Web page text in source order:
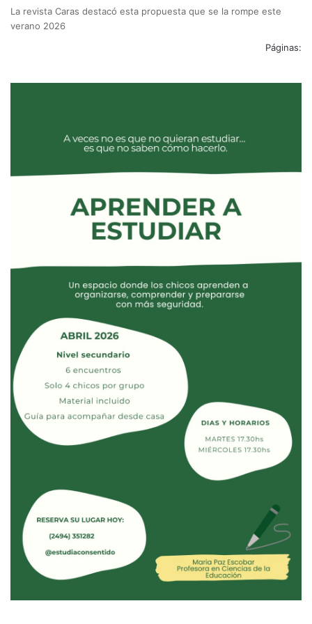
La revista Caras destacó esta propuesta que se la rompe este
verano 2026
Páginas: